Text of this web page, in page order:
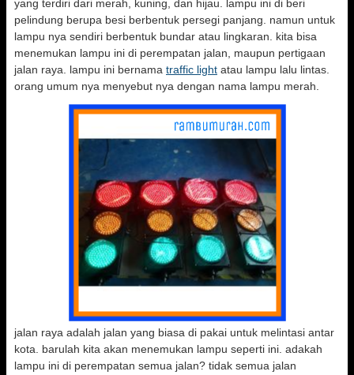
yang terdiri dari merah, kuning, dan hijau. lampu ini di beri
pelindung berupa besi berbentuk persegi panjang. namun untuk
lampu nya sendiri berbentuk bundar atau lingkaran. kita bisa
menemukan lampu ini di perempatan jalan, maupun pertigaan
jalan raya. lampu ini bernama traffic light atau lampu lalu lintas.
orang umum nya menyebut nya dengan nama lampu merah.
jalan raya adalah jalan yang biasa di pakai untuk melintasi antar
kota. barulah kita akan menemukan lampu seperti ini. adakah
lampu ini di perempatan semua jalan? tidak semua jalan